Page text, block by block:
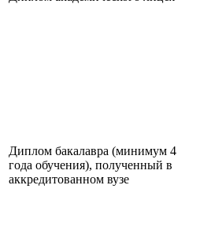
Диплом бакалавра (минимум 4
года обучения), полученный в
аккредитованном вузе